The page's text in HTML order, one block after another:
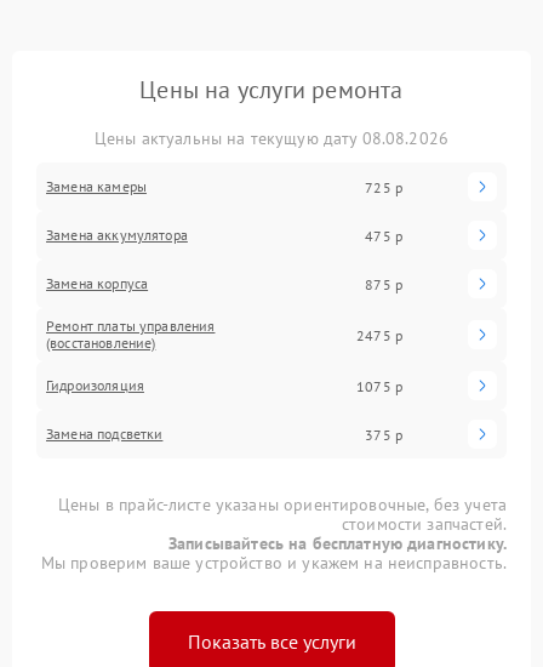
Цены на услуги ремонта
Цены актуальны на текущую дату 08.08.2026
Замена камеры 725 р
Замена аккумулятора 475 р
Замена корпуса 875 р
Ремонт платы управления
(восстановление)
2475 р
Гидроизоляция 1075 р
Замена подсветки 375 р
Цены в прайс-листе указаны ориентировочные, без учета
стоимости запчастей.
Записывайтесь на бесплатную диагностику.
Мы проверим ваше устройство и укажем на неисправность.
Показать все услуги